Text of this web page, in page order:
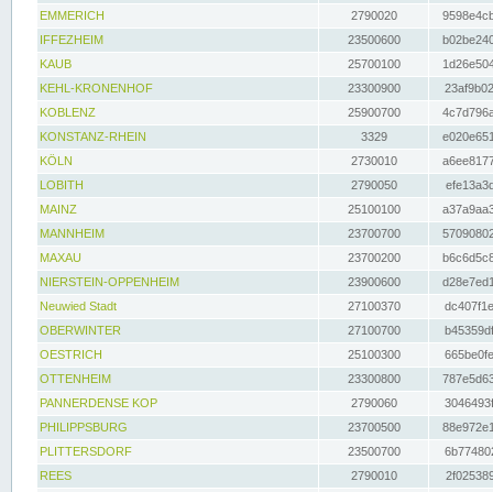
EMMERICH
2790020
IFFEZHEIM
23500600
KAUB
25700100
KEHL-KRONENHOF
23300900
KOBLENZ
25900700
KONSTANZ-RHEIN
3329
KÖLN
2730010
LOBITH
2790050
MAINZ
25100100
MANNHEIM
23700700
MAXAU
23700200
NIERSTEIN-OPPENHEIM
23900600
Neuwied Stadt
27100370
OBERWINTER
27100700
OESTRICH
25100300
OTTENHEIM
23300800
PANNERDENSE KOP
2790060
PHILIPPSBURG
23700500
PLITTERSDORF
23500700
REES
2790010